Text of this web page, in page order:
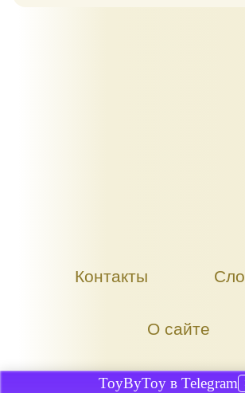
Контакты
О сайте
ToyByToy в Telegram